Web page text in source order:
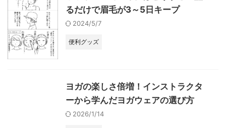
るだけで眉毛が3～5日キープ
2024/5/7
便利グッズ
ヨガの楽しさ倍増！インストラクタ
ーから学んだヨガウェアの選び方
2026/1/14